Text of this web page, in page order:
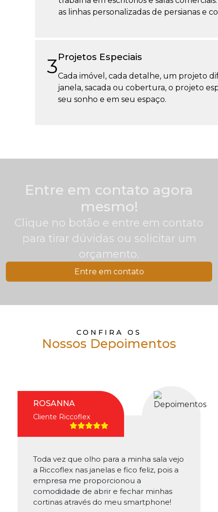
as linhas personalizadas de persianas e
3Projetos Especiais
Cada imóvel, cada detalhe, um projeto
janela, sacada ou cobertura, o projeto
seu sonho e em seu espaço.
Entre em contato agora
mesmo!
Clique no botão e entre em contato
para tirar dúvidas ou solicitar um
orçamento.
Entre em contato
CONFIRA OS
Nossos Depoimentos
ROSANNA
Cliente Riccoflex
Toda vez que olho para a minha sala vejo
a Riccoflex nas janelas e fico feliz, pois a
empresa me proporcionou a
comodidade de abrir e fechar minhas
cortinas através do meu smartphone!